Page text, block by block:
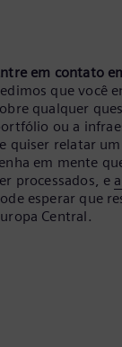
em contato
que você
qualquer
ou a
quiser relatar
em mente
processados, e
esperar que
Central.